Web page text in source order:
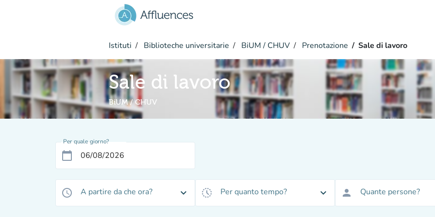
Istituti Biblioteche universitarie BiUM / CHUV Prenotazione Sale di lavoro
Sale di lavoro
BiUM / CHUV
Per quale giorno?
calendar_today
access_time A partire da che ora? expand_more history_toggle_off Per quanto tempo? expand_more person Quante persone?